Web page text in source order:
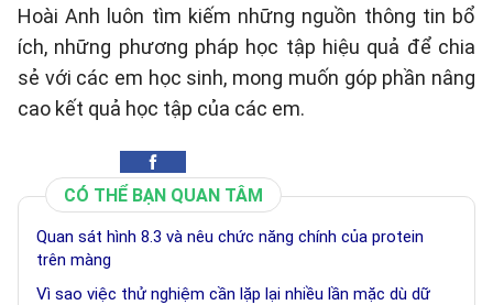
Hoài Anh luôn tìm kiếm những nguồn thông tin bổ
ích, những phương pháp học tập hiệu quả để chia
sẻ với các em học sinh, mong muốn góp phần nâng
cao kết quả học tập của các em.
CÓ THỂ BẠN QUAN TÂM
Quan sát hình 8.3 và nêu chức năng chính của protein
trên màng
Vì sao việc thử nghiệm cần lặp lại nhiều lần mặc dù dữ